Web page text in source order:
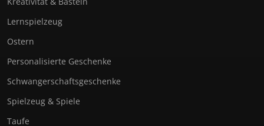
Lernspielzeug
Ostern
Personalisierte Geschenke
Schwangerschaftsgeschenke
Spielzeug & Spiele
Taufe